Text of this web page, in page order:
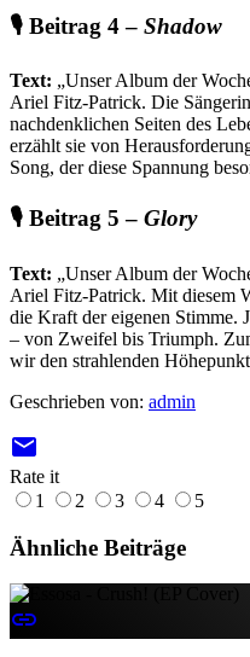
🎙️ Beitrag 4 – Shadow
Text: „Unser Album der
Ariel Fitz-Patrick. Die
nachdenklichen Seiten des
erzählt sie von
Song, der diese Spannung
🎙️ Beitrag 5 – Glory
Text: „Unser Album der
Ariel Fitz-Patrick. Mit diesem
die Kraft der eigenen Stimme.
– von Zweifel bis Triumph.
wir den strahlenden
Geschrieben von: admin
email
Rate it
1
2 3 4 5
Ähnliche Beiträge
insert_link